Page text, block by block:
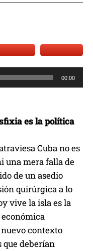
00:00
es la política
Cuba no es
una mera falla de
de un asedio
quirúrgica a lo
vive la isla es la
contexto
deberían